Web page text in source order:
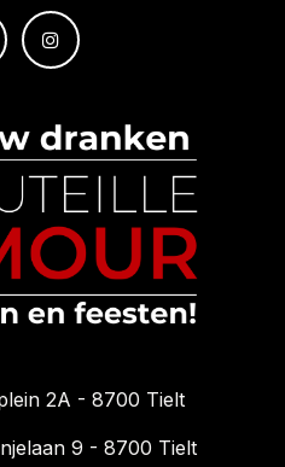
2A - 8700 Tielt
9 - 8700 Tielt